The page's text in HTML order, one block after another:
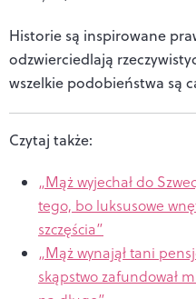
Historie są inspirowane
odzwierciedlają
wszelkie podobieństwa są
Czytaj także:
„Mąż wyjechał do
tego, bo luksusowe
szczęścia”
„Mąż wynajął tani
skąpstwo zafundował